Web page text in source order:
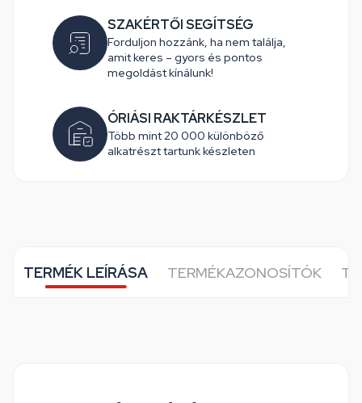
SZAKÉRTŐI SEGÍTSÉG
Forduljon hozzánk, ha nem találja,
amit keres – gyors és pontos
megoldást kínálunk!
ÓRIÁSI RAKTÁRKÉSZLET
Több mint 20 000 különböző
alkatrészt tartunk készleten
TERMÉK LEÍRÁSA TERMÉKAZONOSÍTÓK